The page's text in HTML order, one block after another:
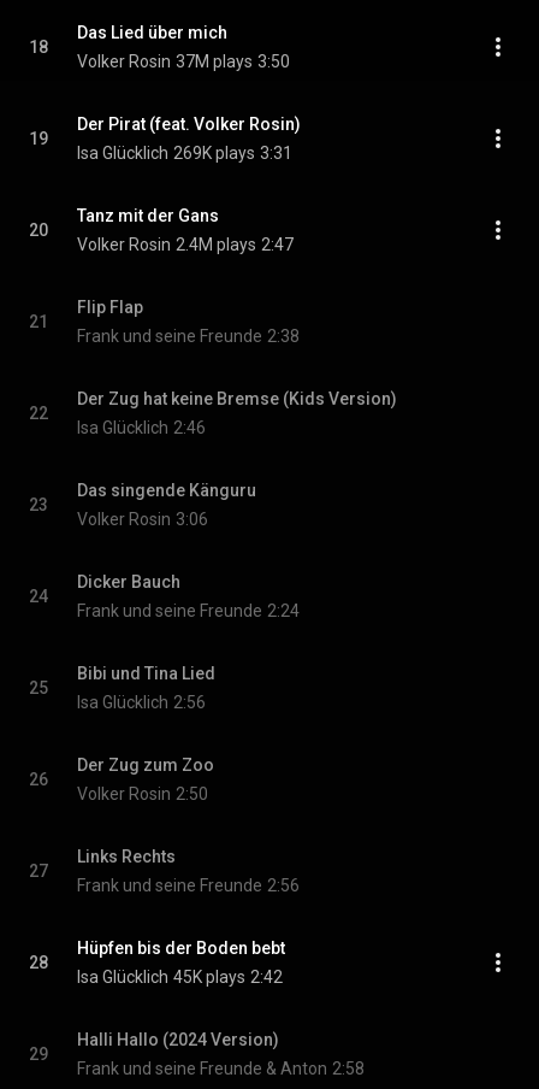
18
Das Lied über mich
Volker Rosin 37M plays 3:50
19
Der Pirat (feat. Volker Rosin)
Isa Glücklich 269K plays 3:31
20
Tanz mit der Gans
Volker Rosin 2.4M plays 2:47
21
Flip Flap
Frank und seine Freunde 2:38
22
Der Zug hat keine Bremse (Kids Version)
Isa Glücklich 2:46
23
Das singende Känguru
Volker Rosin 3:06
24
Dicker Bauch
Frank und seine Freunde 2:24
25
Bibi und Tina Lied
Isa Glücklich 2:56
26
Der Zug zum Zoo
Volker Rosin 2:50
27
Links Rechts
Frank und seine Freunde 2:56
28
Hüpfen bis der Boden bebt
Isa Glücklich 45K plays 2:42
29
Halli Hallo (2024 Version)
Frank und seine Freunde & Anton 2:58